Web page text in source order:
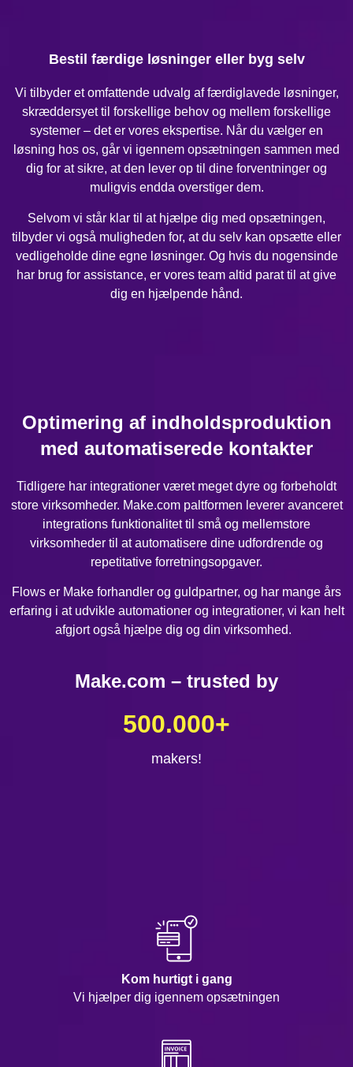
Bestil færdige løsninger eller byg selv
Vi tilbyder et omfattende udvalg af færdiglavede løsninger,
skræddersyet til forskellige behov og mellem forskellige
systemer – det er vores ekspertise. Når du vælger en
løsning hos os, går vi igennem opsætningen sammen med
dig for at sikre, at den lever op til dine forventninger og
muligvis endda overstiger dem.
Selvom vi står klar til at hjælpe dig med opsætningen,
tilbyder vi også muligheden for, at du selv kan opsætte eller
vedligeholde dine egne løsninger. Og hvis du nogensinde
har brug for assistance, er vores team altid parat til at give
dig en hjælpende hånd.
Optimering af indholdsproduktion
med automatiserede kontakter
Tidligere har integrationer været meget dyre og forbeholdt
store virksomheder. Make.com paltformen leverer avanceret
integrations funktionalitet til små og mellemstore
virksomheder til at automatisere dine udfordrende og
repetitative forretningsopgaver.
Flows er Make forhandler og guldpartner, og har mange års
erfaring i at udvikle automationer og integrationer, vi kan helt
afgjort også hjælpe dig og din virksomhed.
Make.com – trusted by
makers!
500.000+
Kom hurtigt i gang
Vi hjælper dig igennem opsætningen